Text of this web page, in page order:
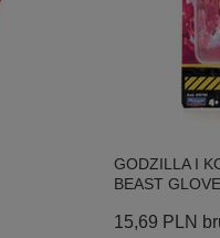
GODZILLA I
BEAST
15,69 PLN